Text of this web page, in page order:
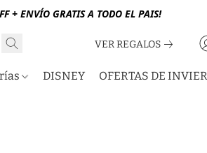
+ ENVÍO GRATIS A TODO EL PAIS!
VER REGALOS
DISNEY OFERTAS DE